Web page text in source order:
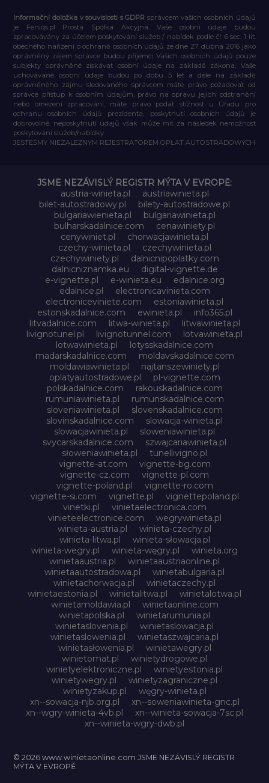
Informační doložka v souvislosti s GDPR správcem vašich osobních údajů
je Feniqs.pl Prosta Spółka Akcyjna. Vaše osobní údaje budou
zpracovávány za účelem poskytování služeb / nabídek podle čl. 6 sec. 1 lit.
obecného nařízení o ochraně osobních údajů ze dne 27. dubna 2016 jako
oprávněný zájem správce budou příjemci Vašich osobních údajů pouze
subjekty oprávněné získávat osobní údaje na základě zákona, Vaše
uchovávané osobní údaje budou po dobu 5 let a déle na základě
oprávněného zájmu sledovaného správcem máte právo požadovat od
správce přístup k osobním údajům, právo na opravu jejich odstranění
nebo omezení zpracování, máte právo podat stížnost u Úřadu pro
ochranu osobních údajů prezidenta, poskytnutí osobních údajů je
dobrovolné, neposkytnutí údajů však může mít za následek nemožnost
poskytování služeb/nabídky.
JESTEŚMY NIEZALEŻNYM REJESTRATOREM OPŁAT AUTOSTRADOWYCH
JSME NEZÁVISLÝ REGISTR MÝTA V EVROPĚ:
austria-winieta.pl
austriawinieta.pl
bilet-autostradowy.pl
bilety-autostradowe.pl
bulgariawienieta.pl
bulgariawinieta.pl
bulharskadalnice.com
cenawiniety.pl
cenywiniet.pl
chorwacjawinieta.pl
czechy-winieta.pl
czechywinieta.pl
czechywiniety.pl
dalnicnipoplatky.com
dalnicniznamka.eu
digital-vignette.de
e-vignette.pl
e-winieta.eu
edalnice.org
edalnice.pl
electronicavinieta.com
electroniceviniete.com
estoniawinieta.pl
estonskadalnice.com
ewinieta.pl
info365.pl
litvadalnice.com
litwa-winieta.pl
litwawinieta.pl
livignotunel.pl
livignotunnel.com
lotvawinieta.pl
lotwawinieta.pl
lotysskadalnice.com
madarskadalnice.com
moldavskadalnice.com
moldawiawinieta.pl
najtanszewiniety.pl
oplatyautostradowe.pl
pl-vignette.com
polskadalnice.com
rakouskadalnice.com
rumuniawinieta.pl
rumunskadalnice.com
sloveniawinieta.pl
slovenskadalnice.com
slovinskadalnice.com
slowacja-winieta.pl
slowacjawinieta.pl
sloweniawinieta.pl
svycarskadalnice.com
szwajcariawinieta.pl
słoweniawinieta.pl
tunellivigno.pl
vignette-at.com
vignette-bg.com
vignette-cz.com
vignette-pl.com
vignette-poland.pl
vignette-ro.com
vignette-si.com
vignette.pl
vignettepoland.pl
vinetki.pl
vinietaelectronica.com
vinieteelectronice.com
wegrywinieta.pl
winieta-austria.pl
winieta-czechy.pl
winieta-litwa.pl
winieta-słowacja.pl
winieta-wegry.pl
winieta-węgry.pl
winieta.org
winietaaustria.pl
winietaaustriaonline.pl
winietaautostradowa.pl
winietabulgaria.pl
winietachorwacja.pl
winietaczechy.pl
winietaestonia.pl
winietalitwa.pl
winietalotwa.pl
winietamoldawia.pl
winietaonline.com
winietapolska.pl
winietarumunia.pl
winietaslovenia.pl
winietaslowacja.pl
winietaslowenia.pl
winietaszwajcaria.pl
winietasłowenia.pl
winietawegry.pl
winietomat.pl
winietydrogowe.pl
winietyelektroniczne.pl
winietyestonia.pl
winietywegry.pl
winietyzagraniczne.pl
winietyzakup.pl
węgry-winieta.pl
xn--sowacja-njb.org.pl
xn--soweniawinieta-gnc.pl
xn--wgry-winieta-4vb.pl
xn--winieta-sowacja-7sc.pl
xn--winieta-wgry-dwb.pl
© 2026 www.winietaonline.com JSME NEZÁVISLÝ REGISTR
MÝTA V EVROPĚ